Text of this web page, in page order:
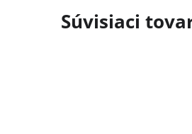
Súvisiaci